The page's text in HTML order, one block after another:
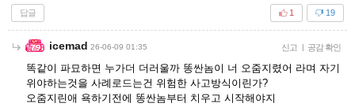
답글 19
1
icemad 26-06-09 01:35 신고 | 공감 확인
똑같이 파묘하면 누가더 더러울까 똥싼놈이 너 오줌지렸어 라며 자기
위야하는것을 사례로드는건 위험한 사고방식이린가?
오줌지린애 욕하기전에 똥싼놈부터 치우고 시작해야지